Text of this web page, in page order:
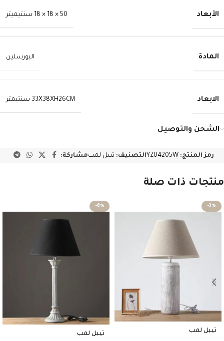
الأبعاد 50 × 18 × 18 سنتيميتر
المادة البورسلين
الابعاد 33X38XH26CM سنتيمتر
الشحن والتوصيل
رمز المنتج: YZ04205Wالتصنيف: تيبل لمبمشاركة:
منتجات ذات صلة
-3%
تيبل لمب
-8%
تيبل لمب